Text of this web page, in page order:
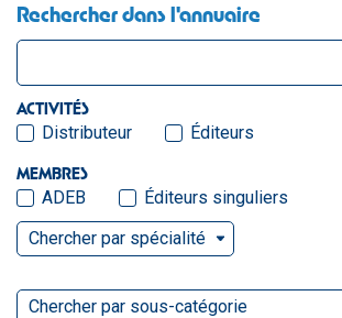
Rechercher dans l'annuaire
ACTIVITÉS
Distributeur Éditeurs
MEMBRES
ADEB
Éditeurs singuliers
Chercher par spécialité
Chercher par sous-catégorie